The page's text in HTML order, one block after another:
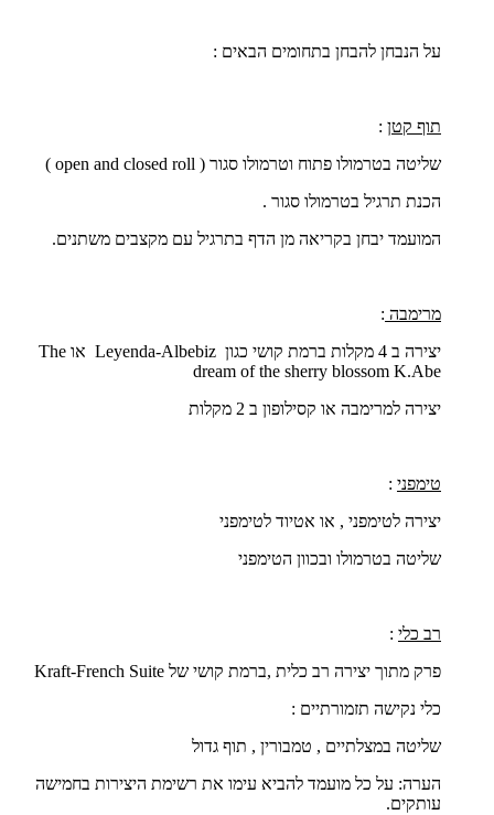
על הנבחן להבחן בתחומים הבאים :
תוף קטן :
שליטה בטרמולו פתוח וטרמולו סגור ( open and closed roll
)
הכנת תרגיל בטרמולו סגור .
המועמד יבחן בקריאה מן הדף בתרגיל עם מקצבים משתנים.
מרימבה :
יצירה ב 4 מקלות ברמת קושי כגון
Leyenda-Albebiz או The
dream of the sherry blossom K.Abe
יצירה למרימבה או קסילופון ב 2 מקלות
טימפני :
יצירה לטימפני , או אטיוד לטימפני
שליטה בטרמולו ובכוון הטימפני
רב כלי :
פרק מתוך יצירה רב כלית ,ברמת קושי של French Suite
-
Kraft
כלי נקישה תזמורתיים :
שליטה במצלתיים , טמבורין , תוף גדול
הערה: על כל מועמד להביא עימו את רשימת היצירות בחמישה
עותקים.